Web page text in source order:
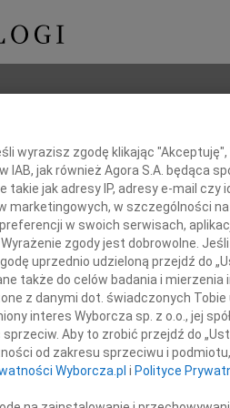
wyrazisz zgodę klikając
IAB, jak również Agora S.A. będąca
jak adresy IP, adresy e-mail czy
marketingowych, w szczególności
w swoich serwisach,
zgody jest dobrowolne.
uprzednio udzieloną przejdź do
także do celów badania i
z danymi dot. świadczonych Tobie
interes Wyborcza sp. z o.o., jej
Aby to zrobić przejdź do
od zakresu sprzeciwu i
Wyborcza.pl i Polityce